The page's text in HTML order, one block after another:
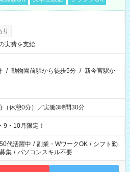
り
実費を支給
/ 動物園前駅から徒歩5分 / 新今宮駅か
（休憩0分）／実働3時間30分
10月限定！
代活躍中 / 副業・WワークOK / シフト勤
集 / パソコンスキル不要